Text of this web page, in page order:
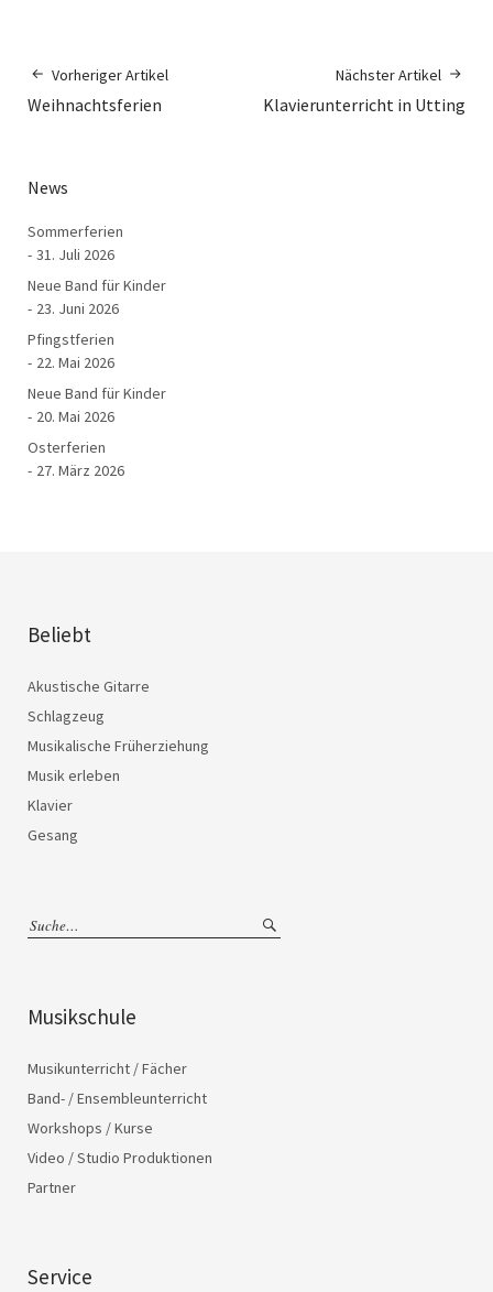
Vorheriger Artikel
Weihnachtsferien
Nächster Artikel
Klavierunterricht in Utting
News
Sommerferien
31. Juli 2026
Neue Band für Kinder
23. Juni 2026
Pfingstferien
22. Mai 2026
Neue Band für Kinder
20. Mai 2026
Osterferien
27. März 2026
Beliebt
Akustische Gitarre
Schlagzeug
Musikalische Früherziehung
Musik erleben
Klavier
Gesang
Musikschule
Musikunterricht / Fächer
Band- / Ensembleunterricht
Workshops / Kurse
Video / Studio Produktionen
Partner
Service